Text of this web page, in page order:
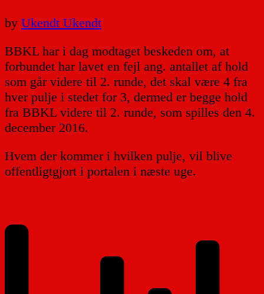
by Ukendt Ukendt
BBKL har i dag modtaget beskeden om, at
forbundet har lavet en fejl ang. antallet af hold
som går videre til 2. runde, det skal være 4 fra
hver pulje i stedet for 3, dermed er begge hold
fra BBKL videre til 2. runde, som spilles den 4.
december 2016.
Hvem der kommer i hvilken pulje, vil blive
offentligtgjort i portalen i næste uge.